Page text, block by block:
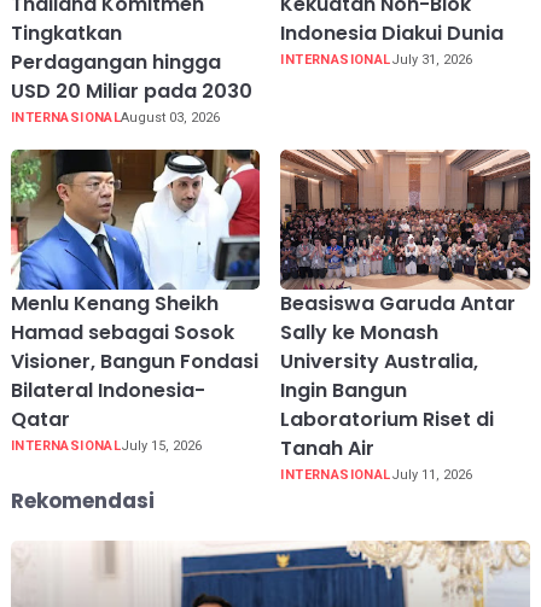
Tingkatkan
Perdagangan hingga
USD 20 Miliar pada 2030
INTERNASIONALAugust 03, 2026
Indonesia Diakui Dunia
INTERNASIONALJuly 31, 2026
Menlu Kenang Sheikh
Hamad sebagai Sosok
Visioner, Bangun Fondasi
Bilateral Indonesia-
Qatar
INTERNASIONALJuly 15, 2026
Beasiswa Garuda Antar
Sally ke Monash
University Australia,
Ingin Bangun
Laboratorium Riset di
Tanah Air
INTERNASIONALJuly 11, 2026
Rekomendasi